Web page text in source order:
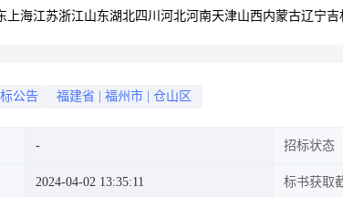
上海江苏浙江山东湖北四川 河北河南天津山西内蒙古辽宁吉
公告 福建省 福州市 仓山区
招标状态
2024-04-02 13:35:11 标书获取